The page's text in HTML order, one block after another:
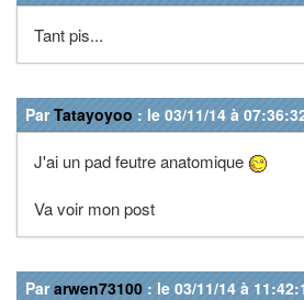
Tant pis...
ParTatayoyoo : le 03/11/14 à
J'ai un pad feutre anatomique
Va voir mon post
Pararwen73100 : le 03/11/14 à